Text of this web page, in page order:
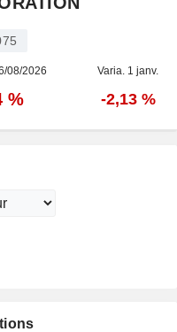
08/2026 Varia. 1 janv.
% -2,13 %